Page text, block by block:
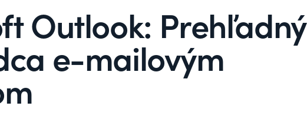
Outlook: Prehľadný
e-mailovým